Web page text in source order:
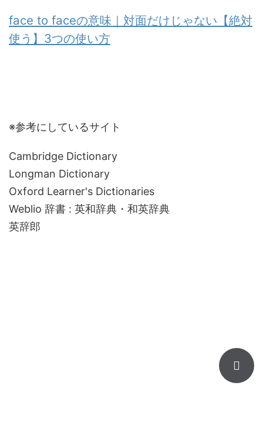
face to faceの意味｜対面だけじゃない【絶対
使う】3つの使い方
※参考にしているサイト
Cambridge Dictionary
Longman Dictionary
Oxford Learner's Dictionaries
Weblio 辞書 : 英和辞典・和英辞典
英辞郎